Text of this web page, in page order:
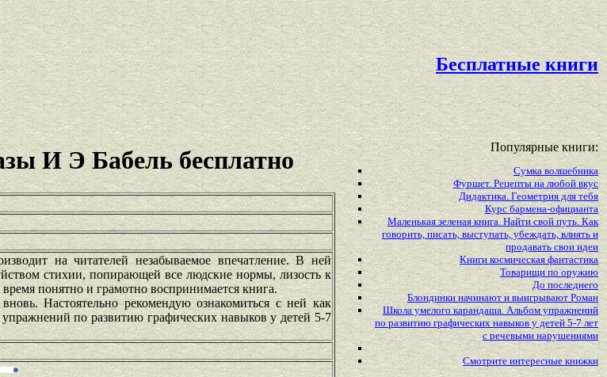
Бесплатные книги
И Э Бабель бесплатно
на читателей незабываемое впечатление. В ней
стихии, попирающей все людские нормы, лизость к
понятно и грамотно воспринимается книга.
Настоятельно рекомендую ознакомиться с ней как
по развитию графических навыков у детей 5-7
Популярные книги:
Сумка волшебника
Фуршет. Рецепты на любой вкус
Дидактика. Геометрия для тебя
Курс бармена-официанта
Маленькая зеленая книга. Найти свой путь. Как
говорить, писать, выступать, убеждать, влиять и
продавать свои идеи
Книги космическая фантастика
Товарищи по оружию
До последнего
Блондинки начинают и выигрывают Роман
Школа умелого карандаша. Альбом упражнений
по развитию графических навыков у детей 5-7 лет
с речевыми нарушениями
Смотрите интересные книжки